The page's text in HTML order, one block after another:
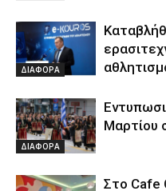
ΔΙΑΦΟΡΑ
ΔΙΑΦΟΡΑ
Μαρτίου
Στο